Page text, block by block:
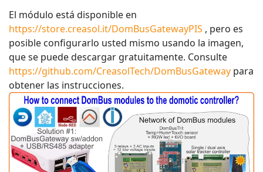
El módulo está disponible en
https://store.creasol.it/DomBusGatewayPIS , pero es
posible configurarlo usted mismo usando la imagen,
que se puede descargar gratuitamente. Consulte
https://github.com/CreasolTech/DomBusGateway para
obtener las instrucciones.